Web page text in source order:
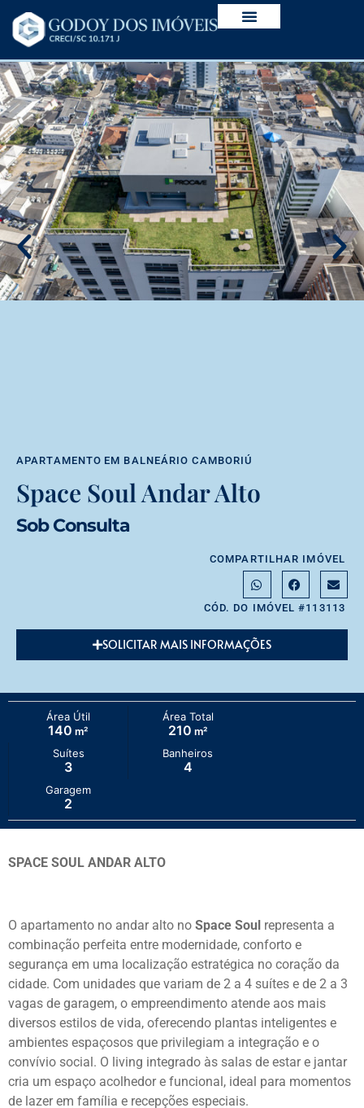
APARTAMENTO EM BALNEÁRIO CAMBORIÚ
Space Soul Andar Alto
Sob Consulta
COMPARTILHAR IMÓVEL
CÓD. DO IMÓVEL #113113
SOLICITAR MAIS INFORMAÇÕES
Área Útil
140 m²
Área Total
210 m²
Suítes
3
Banheiros
4
Garagem
2
SPACE SOUL ANDAR ALTO
O apartamento no andar alto no Space Soul representa a
combinação perfeita entre modernidade, conforto e
segurança em uma localização estratégica no coração da
cidade. Com unidades que variam de 2 a 4 suítes e de 2 a 3
vagas de garagem, o empreendimento atende aos mais
diversos estilos de vida, oferecendo plantas inteligentes e
ambientes espaçosos que privilegiam a integração e o
convívio social. O living integrado às salas de estar e jantar
cria um espaço acolhedor e funcional, ideal para momentos
de lazer em família e recepções especiais.